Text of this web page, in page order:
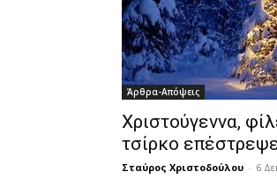
Άρθρα-Απόψεις
Χριστούγεννα,
τσίρκο
Σταύρος Χριστοδούλου - 6